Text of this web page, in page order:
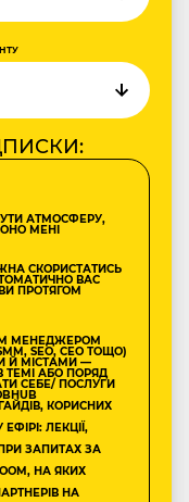
АТМОСФЕРУ,
МЕНІ
СКОРИСТАТИСЬ
ВАС
ПРОТЯГОМ
МЕНЕДЖЕРОМ
SEO, CEO ТОЩО)
Й МІСТАМИ —
ТЕМІ АБО ПОРЯД
СЕБЕ/ ПОСЛУГИ
КОРИСНИХ
ЛЕКЦІЇ,
ЗАПИТАХ ЗА
НА ЯКИХ
НА